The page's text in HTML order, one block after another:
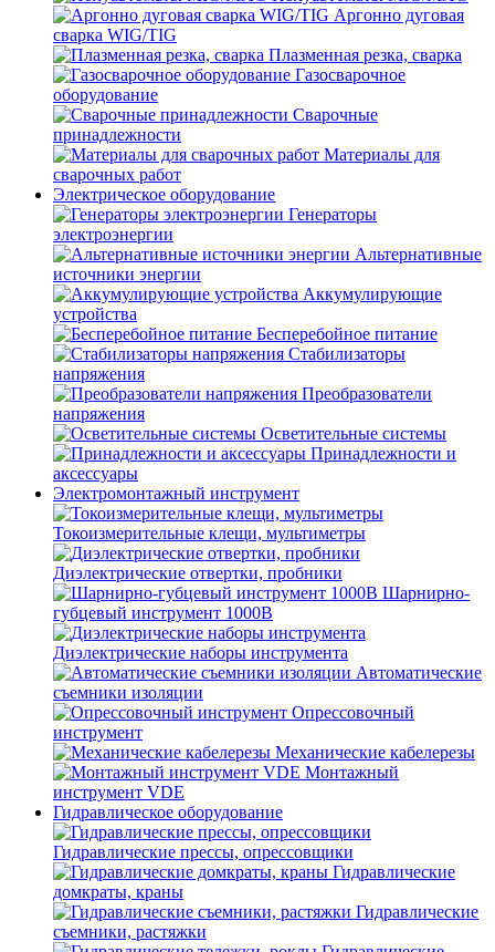
Аргонно дуговая
сварка WIG/TIG
Плазменная резка, сварка
Газосварочное
оборудование
Сварочные
принадлежности
Материалы для
сварочных работ
Электрическое оборудование
Генераторы
электроэнергии
Альтернативные
источники энергии
Аккумулирующие
устройства
Бесперебойное питание
Стабилизаторы
напряжения
Преобразователи
напряжения
Осветительные системы
Принадлежности и
аксессуары
Электромонтажный инструмент
Токоизмерительные клещи, мультиметры
Диэлектрические отвертки, пробники
Шарнирно-
губцевый инструмент 1000В
Диэлектрические наборы инструмента
Автоматические
съемники изоляции
Опрессовочный
инструмент
Механические кабелерезы
Монтажный
инструмент VDE
Гидравлическое оборудование
Гидравлические прессы, опрессовщики
Гидравлические
домкраты, краны
Гидравлические
съемники, растяжки